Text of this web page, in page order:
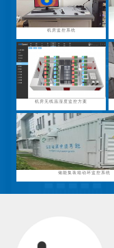
机房监控系统
机房无线温湿度监控方案
储能集装箱动环监控系统